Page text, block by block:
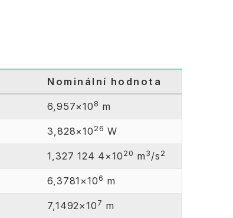
Nominální hodnota
6,957×10 8 m
3,828×10 26 W
1,327 124 4×10 20 m3 /s 2
6,3781×106 m
7,1492×10 7 m